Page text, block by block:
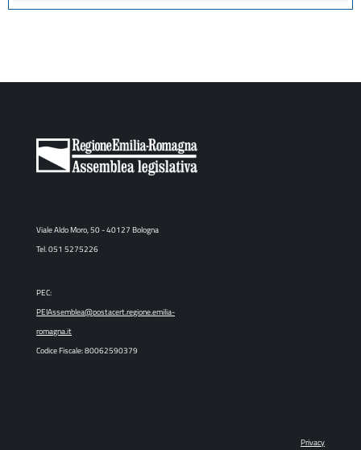
Viale Aldo Moro, 50 - 40127 Bologna
Tel. 051 5275226
PEC:
PEIAssemblea@postacert.regione.emilia-
romagna.it
Codice Fiscale: 80062590379
Privacy